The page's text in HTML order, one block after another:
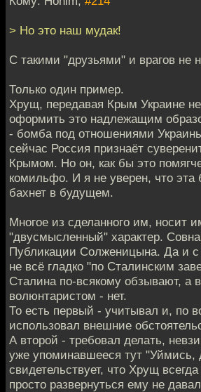
> Но это наш мудак!
С такими "друзьями" и врагов не
Только один пример.
Хрущ, передавая Крым Украине
оформить это надлежащим
- бомба под отношениями
сейчас Россия признаёт
Крымом. Но он, как бы это
комильфо. И я не уверен, что эта
бахнет в будущем.
Многое из сделанного им, носит
"двусмысленный" характер.
Публикации Солженицына. Да и с
не всё гладко "по Сталинским
Сталина по-всякому обзывают, а
волюнтаристом - нет.
То есть первый - учитывал и, по
использовал внешние
А второй - требовал делать,
уже упоминавшееся тут "Уймись,
свидетельствует, что Хрущ
просто развернуться ему не